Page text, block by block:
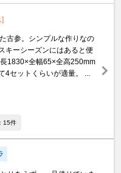
古参。シンプルな作りなの
キーシーズンにはあると便
1830×全幅65×全高250mm
4セットくらいが適量。 ...
15件